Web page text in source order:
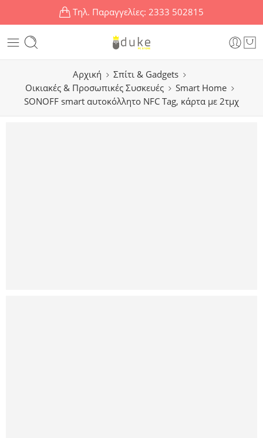
Τηλ. Παραγγελίες: 2333 502815
Αρχική
Σπίτι & Gadgets
Οικιακές & Προσωπικές Συσκευές
Smart Home
SONOFF smart αυτοκόλλητο NFC Tag, κάρτα με 2τμχ